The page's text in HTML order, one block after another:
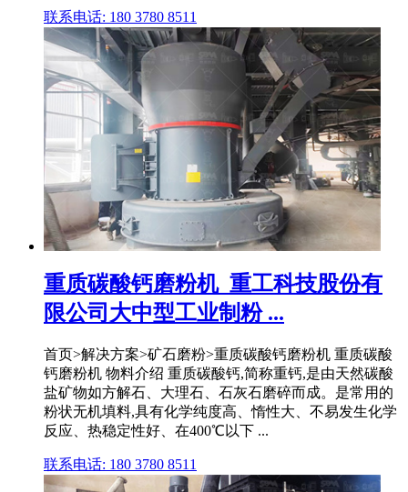
联系电话: 180 3780 8511
重质碳酸钙磨粉机_重工科技股份有
限公司大中型工业制粉 ...
首页>解决方案>矿石磨粉>重质碳酸钙磨粉机 重质碳酸
钙磨粉机 物料介绍 重质碳酸钙,简称重钙,是由天然碳酸
盐矿物如方解石、大理石、石灰石磨碎而成。是常用的
粉状无机填料,具有化学纯度高、惰性大、不易发生化学
反应、热稳定性好、在400℃以下 ...
联系电话: 180 3780 8511